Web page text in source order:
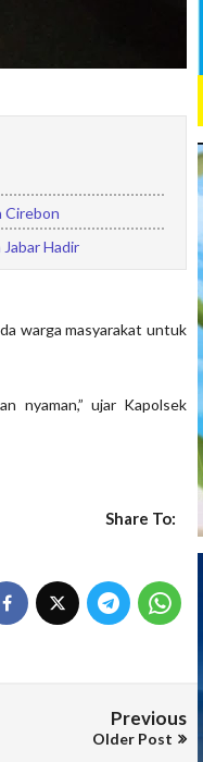
Cirebon
Hadir
warga masyarakat untuk
nyaman,” ujar Kapolsek
Share To:
Previous
Older Post